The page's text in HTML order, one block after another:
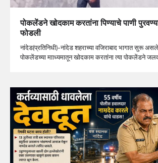
पोकलेंडने खोदकाम करतांना पिण्याचे पाणी
फोडली
नांदेड(प्रतिनिधी)-नांदेड शहराच्या वजिराबाद भागात सुरू
पोकलेंडच्या मााध्यमातून खोदकाम करतांना त्या पोकलेंडने